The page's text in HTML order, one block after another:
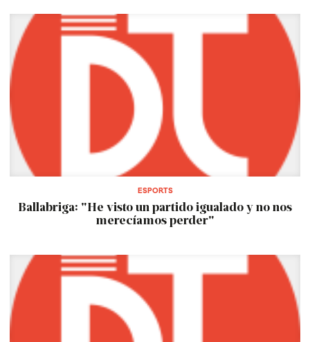
ESPORTS
Ballabriga: "He visto un partido igualado y no nos
merecíamos perder"